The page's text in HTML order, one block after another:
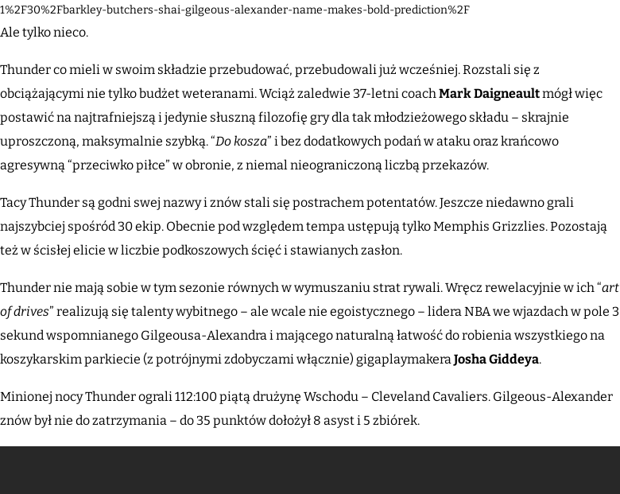
1%2F30%2Fbarkley-butchers-shai-gilgeous-alexander-name-makes-bold-prediction%2F
Ale tylko nieco.
Thunder co mieli w swoim składzie przebudować, przebudowali już wcześniej. Rozstali się z
obciążającymi nie tylko budżet weteranami. Wciąż zaledwie 37-letni coachMark Daigneaultmógł więc
postawić na najtrafniejszą i jedynie słuszną filozofię gry dla tak młodzieżowego składu – skrajnie
uproszczoną, maksymalnie szybką. “Do kosza” i bez dodatkowych podań w ataku oraz krańcowo
agresywną “przeciwko piłce” w obronie, z niemal nieograniczoną liczbą przekazów.
Tacy Thunder są godni swej nazwy i znów stali się postrachem potentatów. Jeszcze niedawno grali
najszybciej spośród 30 ekip. Obecnie pod względem tempa ustępują tylko Memphis Grizzlies. Pozostają
też w ścisłej elicie w liczbie podkoszowych ścięć i stawianych zasłon.
Thunder nie mają sobie w tym sezonie równych w wymuszaniu strat rywali. Wręcz rewelacyjnie w ich “art
of drives” realizują się talenty wybitnego – ale wcale nie egoistycznego – lidera NBA we wjazdach w pole 3
sekund wspomnianego Gilgeousa-Alexandra i mającego naturalną łatwość do robienia wszystkiego na
koszykarskim parkiecie (z potrójnymi zdobyczami włącznie) gigaplaymakeraJosha Giddeya.
Minionej nocy Thunder ograli 112:100 piątą drużynę Wschodu – Cleveland Cavaliers. Gilgeous-Alexander
znów był nie do zatrzymania – do 35 punktów dołożył 8 asyst i 5 zbiórek.